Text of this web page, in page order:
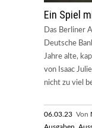
Ein Spiel
Das Berliner
Deutsche
Jahre alte,
von Isaac
nicht zu viel
06.03.23 Von
Ausgaben